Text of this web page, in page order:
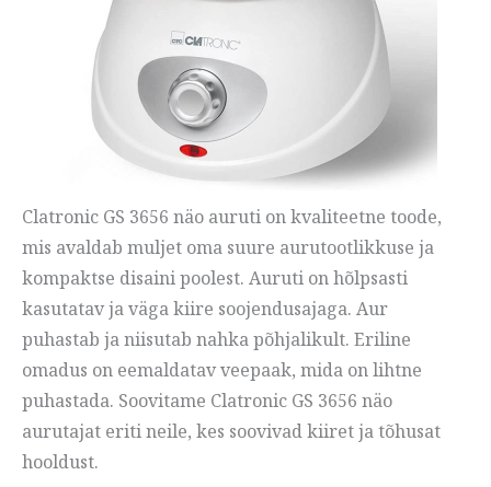
Clatronic GS 3656 näo auruti on kvaliteetne toode,
mis avaldab muljet oma suure aurutootlikkuse ja
kompaktse disaini poolest. Auruti on hõlpsasti
kasutatav ja väga kiire soojendusajaga. Aur
puhastab ja niisutab nahka põhjalikult. Eriline
omadus on eemaldatav veepaak, mida on lihtne
puhastada. Soovitame Clatronic GS 3656 näo
aurutajat eriti neile, kes soovivad kiiret ja tõhusat
hooldust.